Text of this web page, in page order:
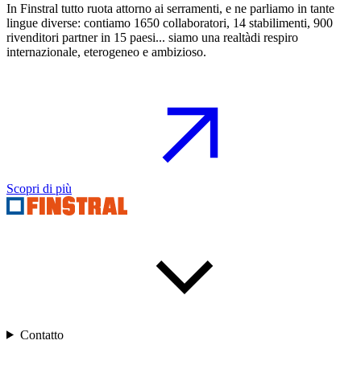
In Finstral tutto ruota attorno ai serramenti, e ne parliamo in tante
lingue diverse: contiamo 1650 collaboratori, 14 stabilimenti, 900
rivenditori partner in 15 paesi... siamo una realtàdi respiro
internazionale, eterogeneo e ambizioso.
Scopri di più
Contatto